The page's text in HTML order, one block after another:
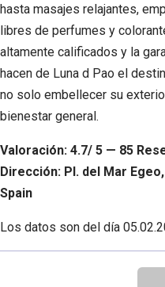
hasta masajes relajantes,
libres de perfumes y
altamente calificados y la
hacen de Luna d Pao el
no solo embellecer su
bienestar general.
Valoración: 4.7/ 5 — 85
Dirección: Pl. del Mar
Spain
Los datos son del día